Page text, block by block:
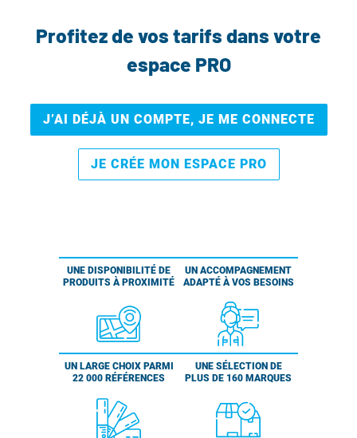
Profitez de vos tarifs dans votre
espace PRO
J’AI DÉJÀ UN COMPTE, JE ME CONNECTE
JE CRÉE MON ESPACE PRO
UNE DISPONIBILITÉ DE
PRODUITS À PROXIMITÉ
UN ACCOMPAGNEMENT
ADAPTÉ À VOS BESOINS
UN LARGE CHOIX PARMI
22 000 RÉFÉRENCES
UNE SÉLECTION DE
PLUS DE 160 MARQUES